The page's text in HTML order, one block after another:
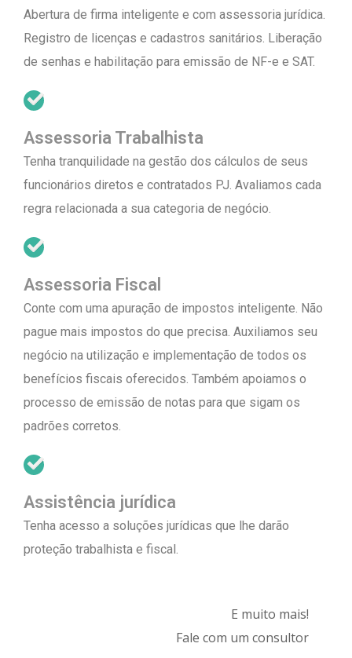
Abertura de firma inteligente e com assessoria jurídica.
Registro de licenças e cadastros sanitários. Liberação
de senhas e habilitação para emissão de NF-e e SAT.
Assessoria Trabalhista
Tenha tranquilidade na gestão dos cálculos de seus
funcionários diretos e contratados PJ. Avaliamos cada
regra relacionada a sua categoria de negócio.
Assessoria Fiscal
Conte com uma apuração de impostos inteligente. Não
pague mais impostos do que precisa. Auxiliamos seu
negócio na utilização e implementação de todos os
benefícios fiscais oferecidos. Também apoiamos o
processo de emissão de notas para que sigam os
padrões corretos.
Assistência jurídica
Tenha acesso a soluções jurídicas que lhe darão
proteção trabalhista e fiscal.
E muito mais!
Fale com um consultor